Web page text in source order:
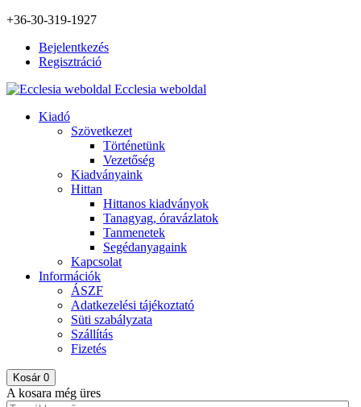
+36-30-319-1927
Bejelentkezés
Regisztráció
Ecclesia weboldal
Kiadó
Szövetkezet
Történetünk
Vezetőség
Kiadványaink
Hittan
Hittanos kiadványok
Tanagyag, óravázlatok
Tanmenetek
Segédanyagaink
Kapcsolat
Információk
ÁSZF
Adatkezelési tájékoztató
Süti szabályzata
Szállítás
Fizetés
Kosár 0
A kosara még üres